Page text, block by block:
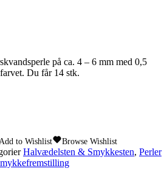
på ca. 4 – 6 mm med 0,5
Du får 14 stk.
Add to Wishlist Browse Wishlist
Halvædelsten & Smykkesten, Perler